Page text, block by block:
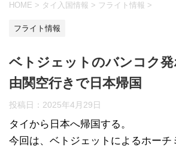
HOME > タイ入国情報 > フライト情報 >
フライト情報
ベトジェットのバンコク
由関空行きで日本帰国
投稿日： 2025年4月29日
タイから日本へ帰国する。
今回は、ベトジェットによるホーチ